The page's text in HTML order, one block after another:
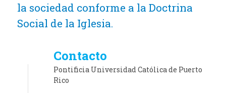
la sociedad conforme a la Doctrina
Social de la Iglesia.
Contacto
Pontificia Universidad Católica de Puerto
Rico